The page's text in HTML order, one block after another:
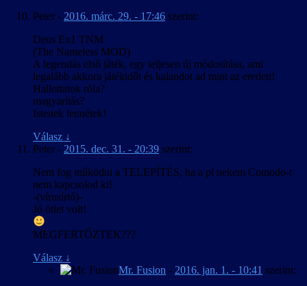
Peter - 2016. márc. 29. - 17:46 szerint:
Deus Ex1 TNM
(The Nameless MOD)
A legendás első játék, egy teljesen új módosítása, ami
legalább akkora játékidőt és kalandot ad mint az eredeti!
Hallottatok róla?
magyarítás?
Istenek lennétek!
Válasz ↓
Peter - 2015. dec. 31. - 20:39 szerint:
Nem fog működni a TELEPÍTÉS, ha a pl nekem Comodo-t
nem kapcsolod ki!
-(vírusírtó)-
Jó ötlet volt!
MEGFERTŐZTEK???
Válasz ↓
Mr. Fusion - 2016. jan. 1. - 10:41 szerint: